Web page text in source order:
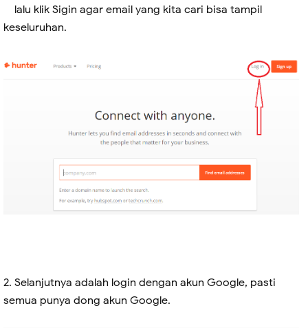
lalu klik Sigin agar email yang kita cari bisa tampil
keseluruhan.
2. Selanjutnya adalah login dengan akun Google, pasti
semua punya dong akun Google.